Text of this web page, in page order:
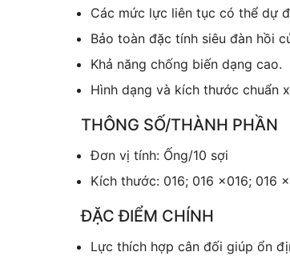
Các mức lực liên tục có thể dự
Bảo toàn đặc tính siêu đàn hồi
Khả năng chống biến dạng cao.
Hình dạng và kích thước chuẩn
THÔNG SỐ/THÀNH PHẦN
Đơn vị tính: Ống/10 sợi
Kích thước: 016; 016 x016; 016
ĐẶC ĐIỂM CHÍNH
Lực thích hợp cân đối giúp ổn